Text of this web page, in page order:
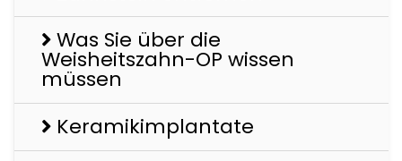
Was Sie über die
Weisheitszahn-OP wissen
müssen
Keramikimplantate